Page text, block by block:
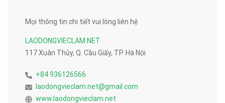
Mọi thông tin chi tiết vui lòng liên hệ
LAODONGVIECLAM.NET
117 Xuân Thủy, Q. Cầu Giấy, TP. Hà Nội
+84 936126566
laodongvieclam.net@gmail.com
www.laodongvieclam.net